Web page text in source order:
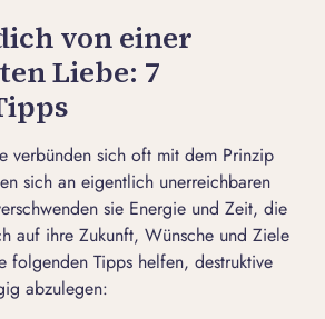
von einer
Liebe: 7
verbünden sich oft mit dem Prinzip
sich an eigentlich unerreichbaren
sie Energie und Zeit, die
auf ihre Zukunft, Wünsche und Ziele
folgenden Tipps helfen, destruktive
abzulegen: